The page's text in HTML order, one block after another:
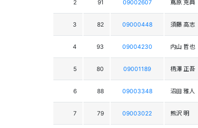
2 91 09002607 蔦原 克典
3 82 09000448 須藤 高志
4 93 09004230 内山 哲也
5 80 09001189 柄澤 正吾
6 88 09003348 沼田 雅人
7 79 09003022 熊沢 明